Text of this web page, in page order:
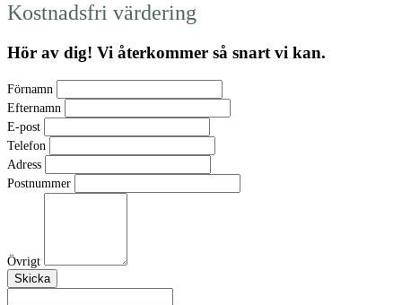
Kostnadsfri värdering
Hör av dig! Vi återkommer så snart vi kan.
Förnamn
Efternamn
E-post
Telefon
Adress
Postnummer
Övrigt